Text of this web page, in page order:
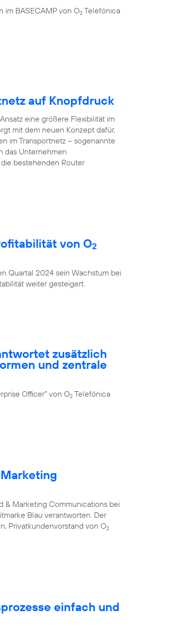
im BASECAMP von O2 Telefónica
auf Knopfdruck
eine größere Flexibilität im
mit dem neuen Konzept dafür,
im Transportnetz – sogenannte
das Unternehmen
bestehenden Router
von O2
Quartal 2024 sein Wachstum bei
weiter gesteigert.
zusätzlich
und zentrale
Officer” von O2 Telefónica
& Marketing Communications bei
Blau verantworten. Der
Privatkundenvorstand von O2
einfach und